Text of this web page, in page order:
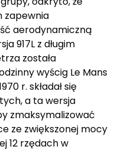
zapewnia
aerodynamiczną
917L z długim
została
wyścig Le Mans
r. składał się
a ta wersja
zmaksymalizować
ze zwiększonej mocy
12 rzędach w